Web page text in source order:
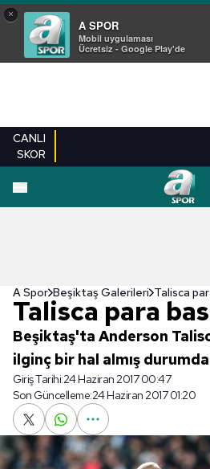
×
A SPOR
Mobil uygulaması
Ücretsiz - Google Play'de
CANLI
SKOR
EN YENILER
A Spor Beşiktaş Galerileri Talisca
Talisca para
Beşiktaş'ta Anderson
ilginç bir hal almış
Giriş Tarihi:24 Haziran 2017 00:47
Son Güncelleme:24 Haziran 2017 01:20